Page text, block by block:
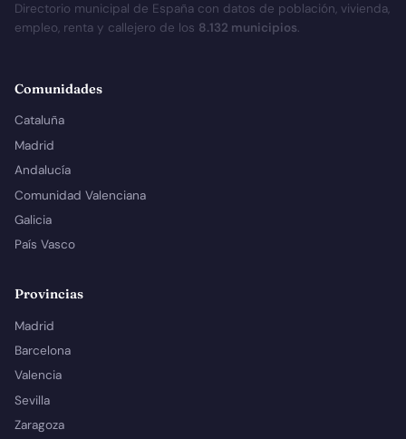
Directorio municipal de España con datos de población, vivienda,
empleo, renta y callejero de los 8.132 municipios.
Comunidades
Cataluña
Madrid
Andalucía
Comunidad Valenciana
Galicia
País Vasco
Provincias
Madrid
Barcelona
Valencia
Sevilla
Zaragoza